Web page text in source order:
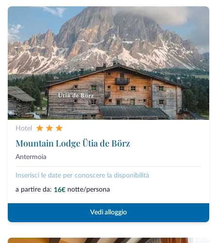
Hotel
Mountain Lodge Ütia de Börz
Antermoia
Inserisci le date per conoscere la disponibilità
a partire da: 16€ notte/persona
Vedi alloggio